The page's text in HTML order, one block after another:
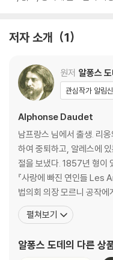
저자 소개 1
원저 알퐁스
관심작가 알림
Alphonse Daudet
남프랑스 님에서 출생. 리
하여 중퇴하고, 알레스에
절을 보냈다. 1857년 형이
『사랑에 빠진 연인들 Les
법의회 의장 모르니 공작에
문학에 더욱 정진하게 되었
를 비롯하여 플로베르, 졸
그는 친교를 맺은 문인들과
펼쳐보기
알퐁스 도데 의 다른 상